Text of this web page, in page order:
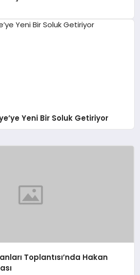
Yeni Bir Soluk Getiriyor
Toplantısı’nda Hakan